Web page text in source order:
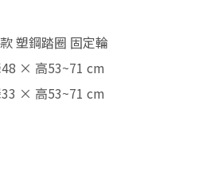
塑鋼踏圈 固定輪
× 高53~71 cm
× 高53~71 cm